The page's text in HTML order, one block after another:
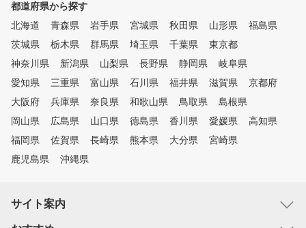
都道府県から探す
北海道
青森県 岩手県 宮城県 秋田県 山形県
福島県
茨城県
栃木県 群馬県 埼玉県 千葉県
東京都
神奈川県
新潟県 山梨県 長野県 静岡県
岐阜県
愛知県
三重県 富山県 石川県 福井県 滋賀県
京都府
大阪府
兵庫県 奈良県 和歌山県 鳥取県
島根県
岡山県
広島県 山口県 徳島県 香川県 愛媛県
高知県
福岡県
佐賀県 長崎県 熊本県 大分県
宮崎県
鹿児島県
沖縄県
サイト案内